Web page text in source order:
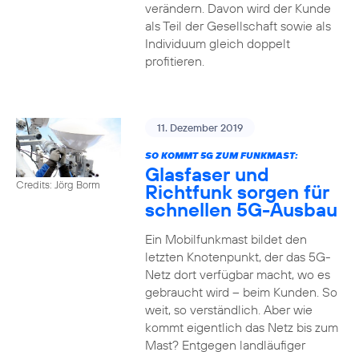
verändern. Davon wird der Kunde
als Teil der Gesellschaft sowie als
Individuum gleich doppelt
profitieren.
Credits: Jörg Borm
11. Dezember 2019
SO KOMMT 5G ZUM FUNKMAST:
Glasfaser und
Richtfunk sorgen für
schnellen 5G-Ausbau
Ein Mobilfunkmast bildet den
letzten Knotenpunkt, der das 5G-
Netz dort verfügbar macht, wo es
gebraucht wird – beim Kunden. So
weit, so verständlich. Aber wie
kommt eigentlich das Netz bis zum
Mast? Entgegen landläufiger